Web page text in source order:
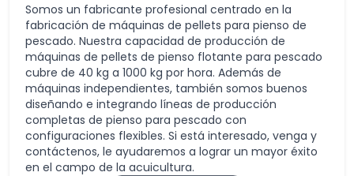
Somos un fabricante profesional centrado en la
fabricación de máquinas de pellets para pienso de
pescado. Nuestra capacidad de producción de
máquinas de pellets de pienso flotante para pescado
cubre de 40 kg a 1000 kg por hora. Además de
máquinas independientes, también somos buenos
diseñando e integrando líneas de producción
completas de pienso para pescado con
configuraciones flexibles. Si está interesado, venga y
contáctenos, le ayudaremos a lograr un mayor éxito
en el campo de la acuicultura.